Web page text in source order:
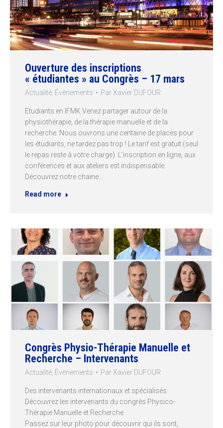
Ouverture des inscriptions
« étudiantes » au Congrès – 17 mars
Actualité Évènements Par Xavier DUFOUR
Etudiants en IFMK Venez partager autour de la
physiothérapie, de la thérapie manuelle et de la
recherche. Nous ouvrons une centaine de places pour
les étudiants, ne tardez pas trop ! Le tarif est gratuit (seul
le repas reste à votre charge). L’inscription en ligne, aux
conférences et aux ateliers est indispensable.
Découvrez notre chaine…
Read more
Congrès Physio-Thérapie Manuelle et
Recherche – Intervenants
Actualité Évènements Par Xavier DUFOUR
Des intervenants internationaux et spécialisés
Découvrez les intervenants du congrès Physico-
Thérapie Manuelle et Recherche.
Passez sur leur photo pour découvrir qui ils sont,